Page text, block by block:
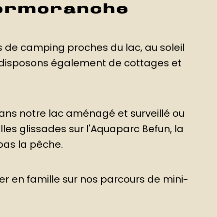
camping proches du lac, au soleil
également de cottages et
notre lac aménagé et surveillé ou
glissades sur l'Aquaparc Befun, la
la pêche.
en famille sur nos parcours de mini-